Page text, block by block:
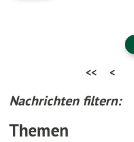
<<
<
Nachrichten filtern:
Themen